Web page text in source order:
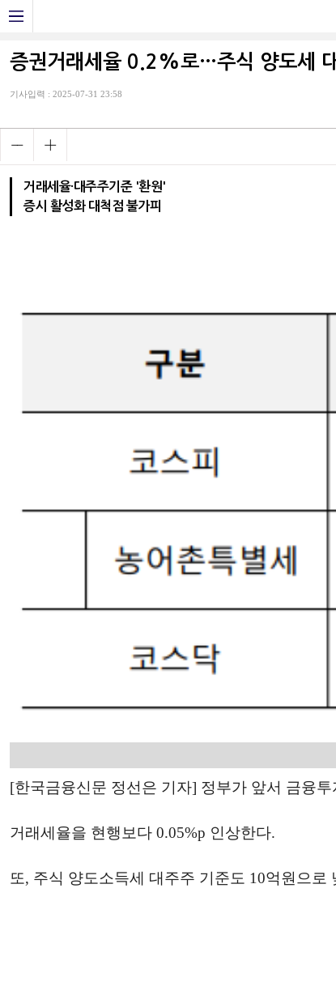
증권거래세율 0.2%로…주식 양도세
기사입력 : 2025-07-31 23:58
거래세율·대주주기준 '환원'
증시 활성화 대척점 불가피
[한국금융신문 정선은 기자] 정부가 앞서 금융
거래세율을 현행보다 0.05%p 인상한다.
또, 주식 양도소득세 대주주 기준도 10억원으로